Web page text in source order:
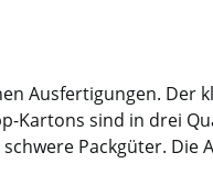
Ausfertigungen. Der
Kartons sind in drei
Packgüter. Die